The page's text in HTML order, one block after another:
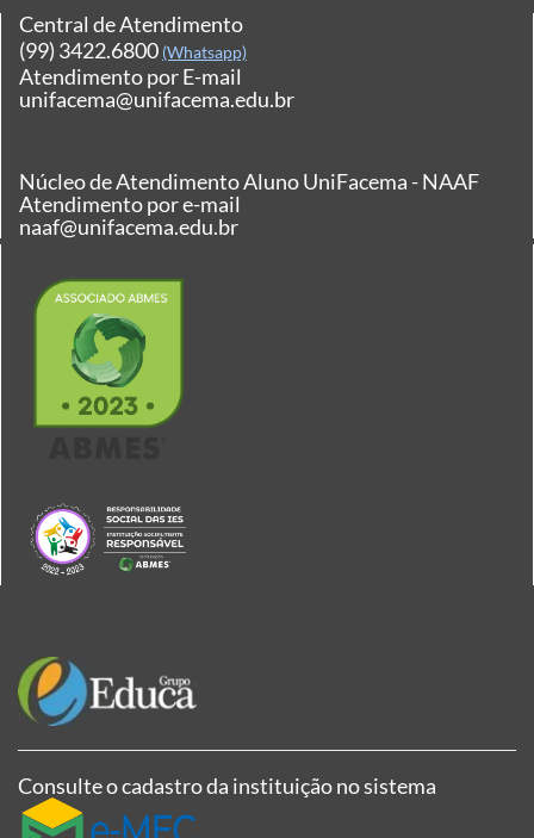
Central de Atendimento
(99) 3422.6800 (Whatsapp)
Atendimento por E-mail
unifacema@unifacema.edu.br
Núcleo de Atendimento Aluno UniFacema - NAAF
Atendimento por e-mail
naaf@unifacema.edu.br
Consulte o cadastro da instituição no sistema